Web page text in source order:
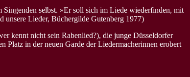
selbst. »Er soll sich im Liede wiederfinden, mit
unsere Lieder, Büchergilde Gutenberg 1977)
kennt nicht sein Rabenlied?), die junge Düsseldorfer
in der neuen Garde der Liedermacherinnen erobert